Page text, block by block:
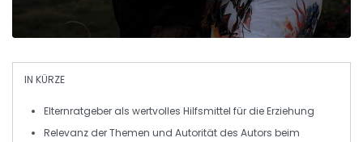
IN KÜRZE
Elternratgeber als wertvolles Hilfsmittel für die Erziehung
Relevanz derThemen und Autorität des Autors beim